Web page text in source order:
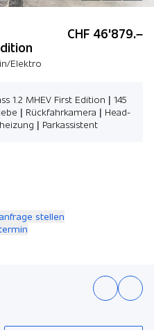
Elektro
CHF 46'879.–
1.2 MHEV First Edition | 145
| Rückfahrkamera | Head-
| Parkassistent
stellen